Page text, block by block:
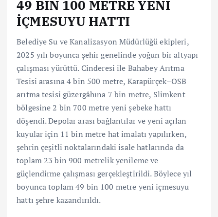
49 BİN 100 METRE YENİ
İÇMESUYU HATTI
Belediye Su ve Kanalizasyon Müdürlüğü ekipleri,
2025 yılı boyunca şehir genelinde yoğun bir altyapı
çalışması yürüttü. Cinderesi ile Bahabey Arıtma
Tesisi arasına 4 bin 500 metre, Karapürçek–OSB
arıtma tesisi güzergâhına 7 bin metre, Slimkent
bölgesine 2 bin 700 metre yeni şebeke hattı
döşendi. Depolar arası bağlantılar ve yeni açılan
kuyular için 11 bin metre hat imalatı yapılırken,
şehrin çeşitli noktalarındaki isale hatlarında da
toplam 23 bin 900 metrelik yenileme ve
güçlendirme çalışması gerçekleştirildi. Böylece yıl
boyunca toplam 49 bin 100 metre yeni içmesuyu
hattı şehre kazandırıldı.